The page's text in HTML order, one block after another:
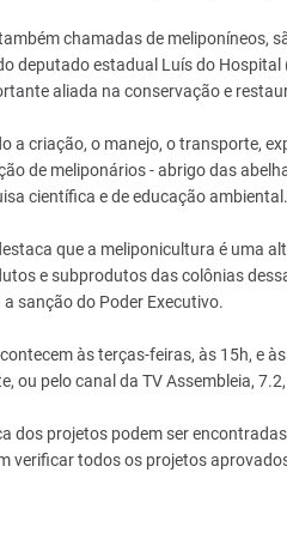
chamadas de meliponíneos,
deputado estadual Luís do
aliada na conservação e
a criação, o manejo, o transporte,
de meliponários - abrigo das
científica e de educação ambiental.
que a meliponicultura é uma
e subprodutos das colônias
sanção do Poder Executivo.
às terças-feiras, às 15h, e
ou pelo canal da TV Assembleia,
dos projetos podem ser
verificar todos os projetos